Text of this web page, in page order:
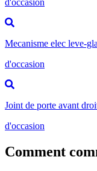
Mecanisme elec leve-
d'occasion
Joint de porte avant
d'occasion
Comment